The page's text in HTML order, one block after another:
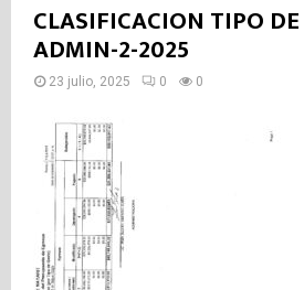
M
CLASIFICACION TIPO
ADMIN-2-2025
23 julio, 2025 0 0